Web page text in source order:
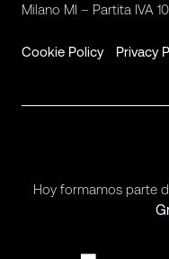
Milano MI – Partita IVA
Cookie Policy Privacy
Hoy formamos parte